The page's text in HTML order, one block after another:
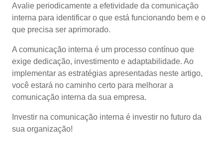
Avalie periodicamente a efetividade da comunicação
interna para identificar o que está funcionando bem e o
que precisa ser aprimorado.
A comunicação interna é um processo contínuo que
exige dedicação, investimento e adaptabilidade. Ao
implementar as estratégias apresentadas neste artigo,
você estará no caminho certo para melhorar a
comunicação interna da sua empresa.
Investir na comunicação interna é investir no futuro da
sua organização!